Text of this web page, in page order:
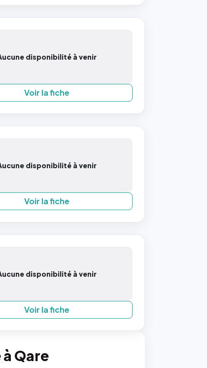
disponibilité à venir
Voir la fiche
disponibilité à venir
Voir la fiche
disponibilité à venir
Voir la fiche
Qare